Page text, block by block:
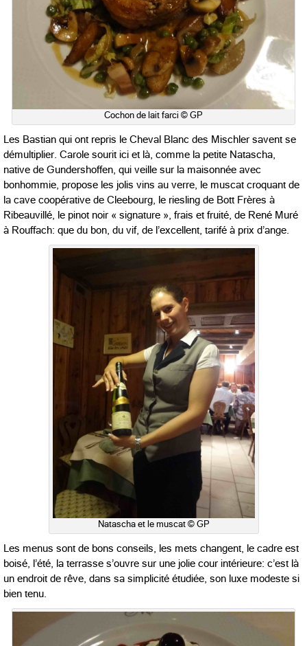
Cochon de lait farci © GP
Les Bastian qui ont repris le Cheval Blanc des Mischler savent se
démultiplier. Carole sourit ici et là, comme la petite Natascha,
native de Gundershoffen, qui veille sur la maisonnée avec
bonhommie, propose les jolis vins au verre, le muscat croquant de
la cave coopérative de Cleebourg, le riesling de Bott Frères à
Ribeauvillé, le pinot noir « signature », frais et fruité, de René Muré
à Rouffach: que du bon, du vif, de l’excellent, tarifé à prix d’ange.
Natascha et le muscat © GP
Les menus sont de bons conseils, les mets changent, le cadre est
boisé, l’été, la terrasse s’ouvre sur une jolie cour intérieure: c’est là
un endroit de rêve, dans sa simplicité étudiée, son luxe modeste si
bien tenu.